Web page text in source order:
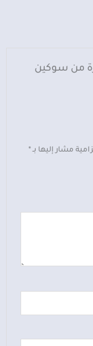
من سوكين
مشار إليها بـ*